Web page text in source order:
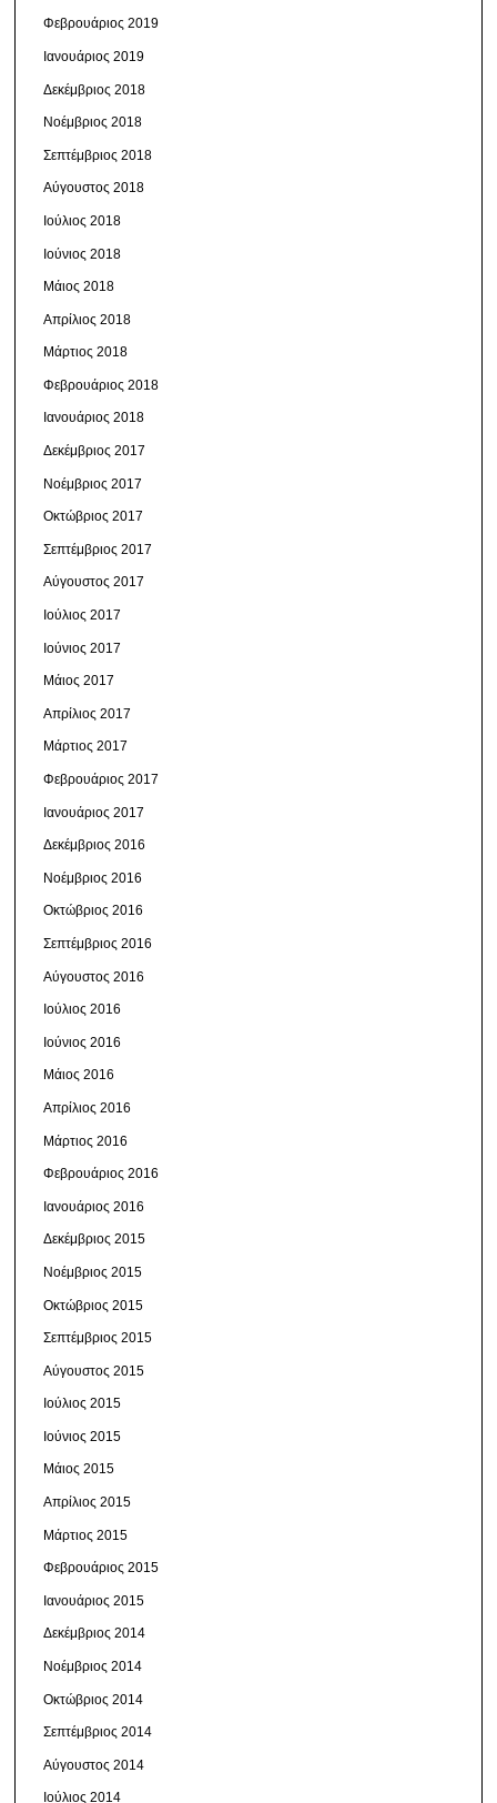
Φεβρουάριος 2019
Ιανουάριος 2019
Δεκέμβριος 2018
Νοέμβριος 2018
Σεπτέμβριος 2018
Αύγουστος 2018
Ιούλιος 2018
Ιούνιος 2018
Μάιος 2018
Απρίλιος 2018
Μάρτιος 2018
Φεβρουάριος 2018
Ιανουάριος 2018
Δεκέμβριος 2017
Νοέμβριος 2017
Οκτώβριος 2017
Σεπτέμβριος 2017
Αύγουστος 2017
Ιούλιος 2017
Ιούνιος 2017
Μάιος 2017
Απρίλιος 2017
Μάρτιος 2017
Φεβρουάριος 2017
Ιανουάριος 2017
Δεκέμβριος 2016
Νοέμβριος 2016
Οκτώβριος 2016
Σεπτέμβριος 2016
Αύγουστος 2016
Ιούλιος 2016
Ιούνιος 2016
Μάιος 2016
Απρίλιος 2016
Μάρτιος 2016
Φεβρουάριος 2016
Ιανουάριος 2016
Δεκέμβριος 2015
Νοέμβριος 2015
Οκτώβριος 2015
Σεπτέμβριος 2015
Αύγουστος 2015
Ιούλιος 2015
Ιούνιος 2015
Μάιος 2015
Απρίλιος 2015
Μάρτιος 2015
Φεβρουάριος 2015
Ιανουάριος 2015
Δεκέμβριος 2014
Νοέμβριος 2014
Οκτώβριος 2014
Σεπτέμβριος 2014
Αύγουστος 2014
Ιούλιος 2014